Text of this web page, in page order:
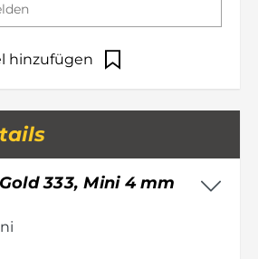
hinzufügen
333, Mini 4 mm